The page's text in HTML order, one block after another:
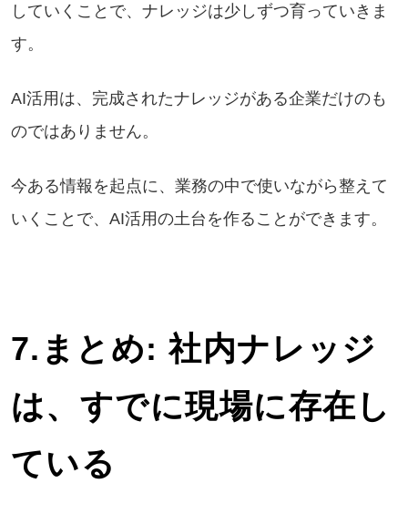
していくことで、ナレッジは少しずつ育っていきま
す。
AI活用は、完成されたナレッジがある企業だけのも
のではありません。
今ある情報を起点に、業務の中で使いながら整えて
いくことで、AI活用の土台を作ることができます。
7.まとめ: 社内ナレッジ
は、すでに現場に存在し
ている